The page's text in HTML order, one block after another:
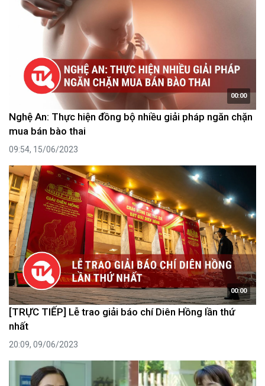
00:00
Nghệ An: Thực hiện đồng bộ nhiều giải pháp ngăn chặn
mua bán bào thai
09:54, 15/06/2023
00:00
[TRỰC TIẾP] Lễ trao giải báo chí Diên Hồng lần thứ
nhất
20:09, 09/06/2023